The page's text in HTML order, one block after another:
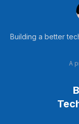
Building a better
A